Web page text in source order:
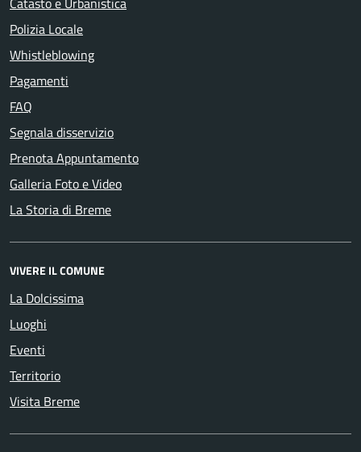
Polizia Locale
Whistleblowing
Pagamenti
FAQ
Segnala disservizio
Prenota Appuntamento
Galleria Foto e Video
La Storia di Breme
VIVERE IL COMUNE
La Dolcissima
Luoghi
Eventi
Territorio
Visita Breme